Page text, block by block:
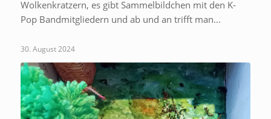
Wolkenkratzern, es gibt Sammelbildchen mit den K-
Pop Bandmitgliedern und ab und an trifft man…
30. August 2024